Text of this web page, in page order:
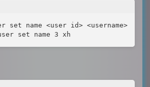
set name <user id> <username>
set name 3 xh